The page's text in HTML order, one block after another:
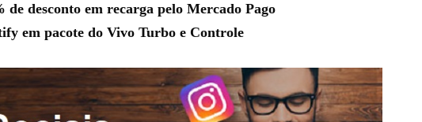
desconto em recarga pelo Mercado Pago
em pacote do Vivo Turbo e Controle